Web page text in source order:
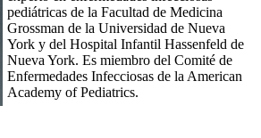
pediátricas de la Facultad de Medicina
Grossman de la Universidad de Nueva
York y del Hospital Infantil Hassenfeld de
Nueva York. Es miembro del Comité de
Enfermedades Infecciosas de la American
Academy of Pediatrics.